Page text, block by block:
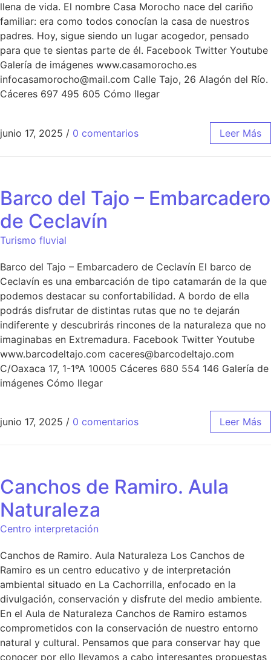
llena de vida. El nombre Casa Morocho nace del cariño
familiar: era como todos conocían la casa de nuestros
padres. Hoy, sigue siendo un lugar acogedor, pensado
para que te sientas parte de él. Facebook Twitter Youtube
Galería de imágenes www.casamorocho.es
infocasamorocho@mail.com Calle Tajo, 26 Alagón del Río.
Cáceres 697 495 605 Cómo llegar
junio 17, 2025 / 0 comentarios Leer Más
Barco del Tajo – Embarcadero
de Ceclavín
Turismo fluvial
Barco del Tajo – Embarcadero de Ceclavín El barco de
Ceclavín es una embarcación de tipo catamarán de la que
podemos destacar su confortabilidad. A bordo de ella
podrás disfrutar de distintas rutas que no te dejarán
indiferente y descubrirás rincones de la naturaleza que no
imaginabas en Extremadura. Facebook Twitter Youtube
www.barcodeltajo.com caceres@barcodeltajo.com
C/Oaxaca 17, 1-1ºA 10005 Cáceres 680 554 146 Galería de
imágenes Cómo llegar
junio 17, 2025 / 0 comentarios Leer Más
Canchos de Ramiro. Aula
Naturaleza
Centro interpretación
Canchos de Ramiro. Aula Naturaleza Los Canchos de
Ramiro es un centro educativo y de interpretación
ambiental situado en La Cachorrilla, enfocado en la
divulgación, conservación y disfrute del medio ambiente.
En el Aula de Naturaleza Canchos de Ramiro estamos
comprometidos con la conservación de nuestro entorno
natural y cultural. Pensamos que para conservar hay que
conocer por ello llevamos a cabo interesantes propuestas